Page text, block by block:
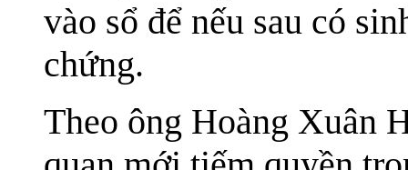
vào sổ để nếu sau có
chứng.
Theo ông Hoàng Xuân